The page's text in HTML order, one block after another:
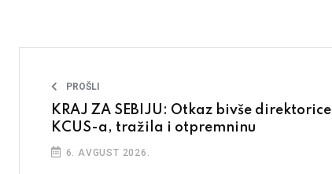
PROŠLI
KRAJ ZA SEBIJU: Otkaz bivše direktorice
KCUS-a, tražila i otpremninu
6. AVGUST 2026.